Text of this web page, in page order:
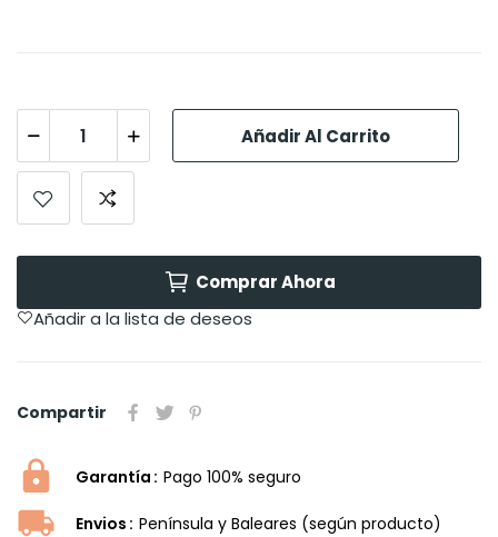
Añadir Al Carrito
Comprar Ahora
Añadir a la lista de deseos
Compartir
Garantía Pago 100% seguro
Envios Península y Baleares (según producto)